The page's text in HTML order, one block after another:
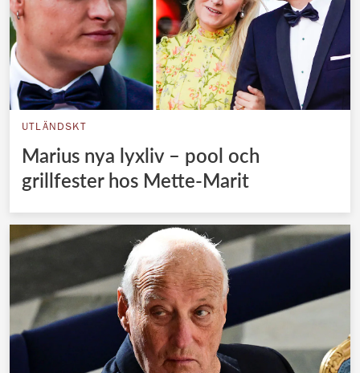
UTLÄNDSKT
Marius nya lyxliv – pool och
grillfester hos Mette-Marit